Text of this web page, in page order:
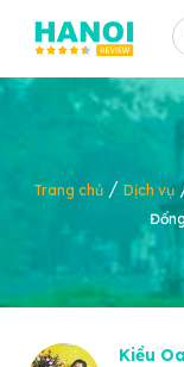
Trang chủ / Dịch vụ
Kiều